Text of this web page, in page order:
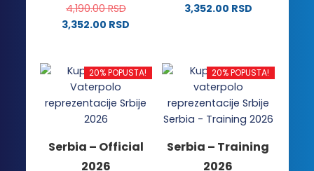
4,190.00RSD
3,352.00 RSD
ima
više
varijanti.
Opcije
biti
3,352.00 RSD
više
varijanti.
Opcije
mogu
izabrane
20% POPUSTA!
Serbia – Official
2026
20% POPUSTA!
Serbia – Training
2026